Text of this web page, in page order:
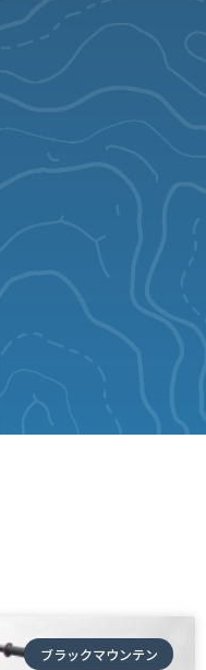
ブラックマウンテン